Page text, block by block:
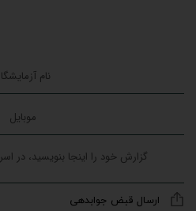
ارسال قبض جوابدهی